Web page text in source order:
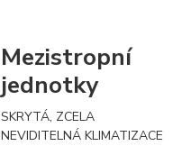
Mezistropní
jednotky
SKRYTÁ, ZCELA
NEVIDITELNÁ KLIMATIZACE